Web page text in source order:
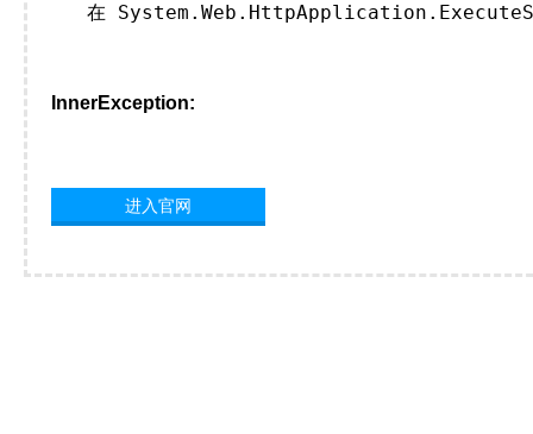
在
InnerException:
进入官网